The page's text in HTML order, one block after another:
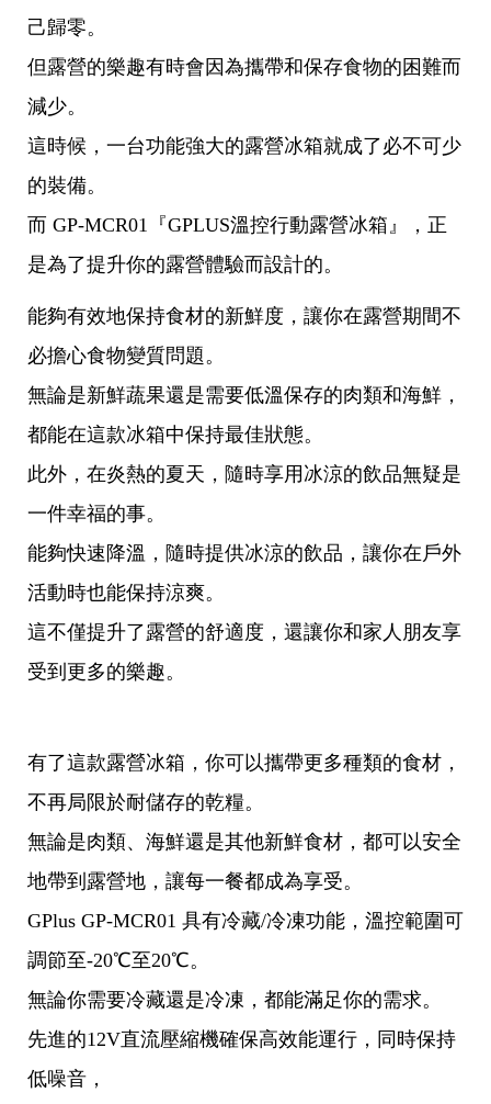
己歸零。
但露營的樂趣有時會因為攜帶和保存食物的困難而
減少。
這時候，一台功能強大的露營冰箱就成了必不可少
的裝備。
而 GP-MCR01『GPLUS溫控行動露營冰箱』，正
是為了提升你的露營體驗而設計的。
能夠有效地保持食材的新鮮度，讓你在露營期間不
必擔心食物變質問題。
無論是新鮮蔬果還是需要低溫保存的肉類和海鮮，
都能在這款冰箱中保持最佳狀態。
此外，在炎熱的夏天，隨時享用冰涼的飲品無疑是
一件幸福的事。
能夠快速降溫，隨時提供冰涼的飲品，讓你在戶外
活動時也能保持涼爽。
這不僅提升了露營的舒適度，還讓你和家人朋友享
受到更多的樂趣。
有了這款露營冰箱，你可以攜帶更多種類的食材，
不再局限於耐儲存的乾糧。
無論是肉類、海鮮還是其他新鮮食材，都可以安全
地帶到露營地，讓每一餐都成為享受。
GPlus GP-MCR01 具有冷藏/冷凍功能，溫控範圍可
調節至-20℃至20℃。
無論你需要冷藏還是冷凍，都能滿足你的需求。
先進的12V直流壓縮機確保高效能運行，同時保持
低噪音，